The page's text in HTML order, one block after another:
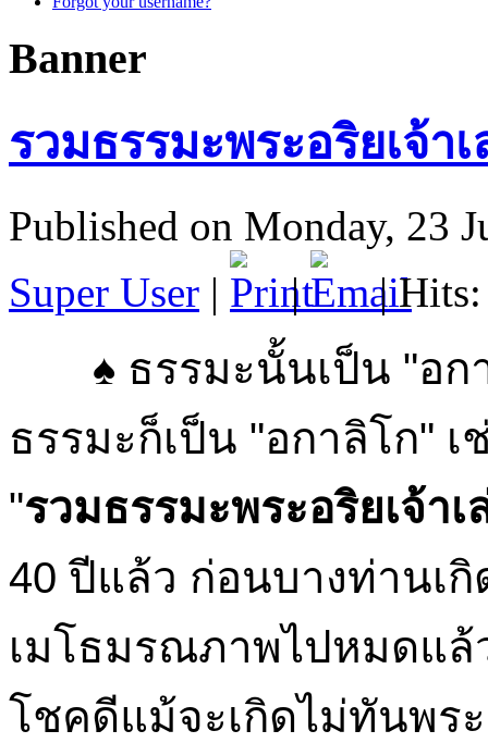
Banner
รวมธรรมะพระอริยเจ้า
Published on Monday, 23
Super User | | | Hits:
♠ ธรรมะนั้นเป็น "อก
ธรรมะก็เป็น "อกาลิโก"
"รวมธรรมะพระอริยเจ้าเ
40 ปีแล้ว ก่อนบางท่านเ
เมโธมรณภาพไปหมดแล้
โชคดีแม้จะเกิดไม่ทันพร